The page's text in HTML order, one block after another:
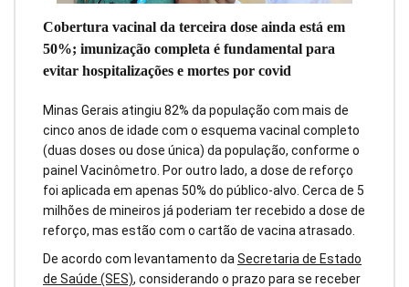
Cobertura vacinal da terceira dose ainda está em
50%; imunização completa é fundamental para
evitar hospitalizações e mortes por covid
Minas Gerais atingiu 82% da população com mais de
cinco anos de idade com o esquema vacinal completo
(duas doses ou dose única) da população, conforme o
painel Vacinômetro. Por outro lado, a dose de reforço
foi aplicada em apenas 50% do público-alvo. Cerca de 5
milhões de mineiros já poderiam ter recebido a dose de
reforço, mas estão com o cartão de vacina atrasado.
De acordo com levantamento da Secretaria de Estado
de Saúde (SES), considerando o prazo para se receber